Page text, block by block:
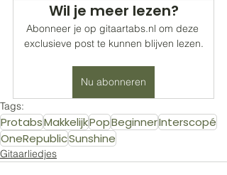
Wil je meer lezen?
Abonneer je op gitaartabs.nl om deze
exclusieve post te kunnen blijven lezen.
Nu abonneren
Tags:
ProtabsMakkelijkPopBeginnerInterscopé
OneRepublicSunshine
Gitaarliedjes